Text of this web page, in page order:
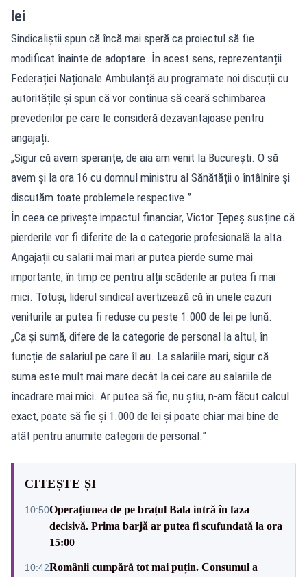
lei
Sindicaliștii spun că încă mai speră ca proiectul să fie
modificat înainte de adoptare. În acest sens, reprezentanții
Federației Naționale Ambulanță au programate noi discuții cu
autoritățile și spun că vor continua să ceară schimbarea
prevederilor pe care le consideră dezavantajoase pentru
angajați.
„Sigur că avem speranțe, de aia am venit la București. O să
avem și la ora 16 cu domnul ministru al Sănătății o întâlnire și
discutăm toate problemele respective.”
În ceea ce privește impactul financiar, Victor Țepeș susține că
pierderile vor fi diferite de la o categorie profesională la alta.
Angajații cu salarii mai mari ar putea pierde sume mai
importante, în timp ce pentru alții scăderile ar putea fi mai
mici. Totuși, liderul sindical avertizează că în unele cazuri
veniturile ar putea fi reduse cu peste 1.000 de lei pe lună.
„Ca și sumă, difere de la categorie de personal la altul, în
funcție de salariul pe care îl au. La salariile mari, sigur că
suma este mult mai mare decât la cei care au salariile de
încadrare mai mici. Ar putea să fie, nu știu, n-am făcut calcul
exact, poate să fie și 1.000 de lei și poate chiar mai bine de
atât pentru anumite categorii de personal.”
CITEȘTE ȘI
10:50Operațiunea de pe brațul Bala intră în faza
decisivă. Prima barjă ar putea fi scufundată la ora
15:00
10:42Românii cumpără tot mai puțin. Consumul a